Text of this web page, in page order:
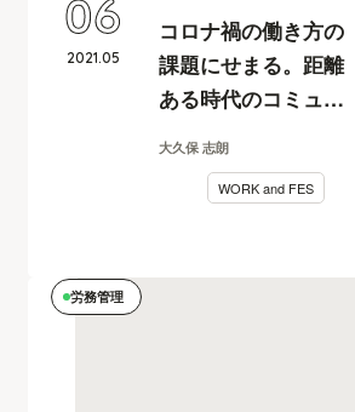
コロナ禍の働き方の
課題にせまる。距離
ある時代のコミュニ
【行列のできるしご
と相談所 vol.2レポー
大久保 志朗
WORK and FES
2021.05
労務管理